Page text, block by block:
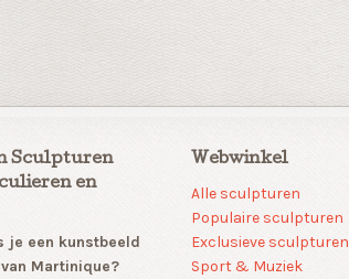
Sculpturen
en
je een kunstbeeld
Martinique?
Webwinkel
Alle sculpturen
Populaire sculpturen
Exclusieve sculpturen
Sport & Muziek